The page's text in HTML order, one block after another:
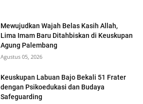
Mewujudkan Wajah Belas Kasih Allah,
Lima Imam Baru Ditahbiskan di Keuskupan
Agung Palembang
Agustus 05, 2026
Keuskupan Labuan Bajo Bekali 51 Frater
dengan Psikoedukasi dan Budaya
Safeguarding